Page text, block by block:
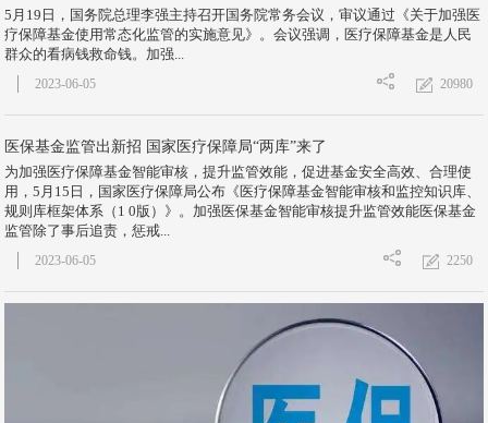
5月19日，国务院总理李强主持召开国务院常务会议，审议通过《关于加强医
疗保障基金使用常态化监管的实施意见》。会议强调，医疗保障基金是人民
群众的看病钱救命钱。加强...
20980
2023-06-05
医保基金监管出新招 国家医疗保障局“两库”来了
为加强医疗保障基金智能审核，提升监管效能，促进基金安全高效、合理使
用，5月15日，国家医疗保障局公布《医疗保障基金智能审核和监控知识库、
规则库框架体系（1 0版）》。加强医保基金智能审核提升监管效能医保基金
监管除了事后追责，惩戒...
2250
2023-06-05